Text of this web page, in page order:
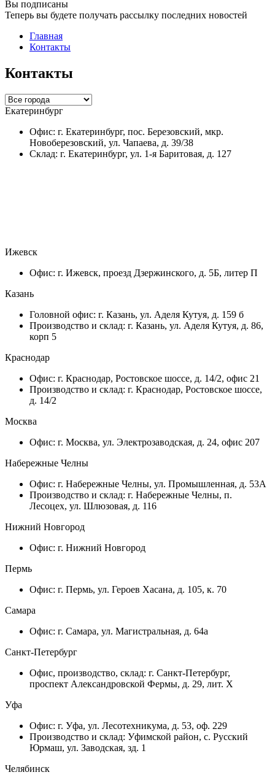
Вы подписаны
Теперь вы будете получать рассылку последних новостей
Главная
Контакты
Контакты
Екатеринбург
Офис: г. Екатеринбург, пос. Березовский, мкр.
Новоберезовский, ул. Чапаева, д. 39/38
Склад: г. Екатеринбург, ул. 1-я Баритовая, д. 127
Ижевск
Офис: г. Ижевск, проезд Дзержинского, д. 5Б, литер П
Казань
Головной офис: г. Казань, ул. Аделя Кутуя, д. 159 б
Производство и склад: г. Казань, ул. Аделя Кутуя, д. 86,
корп 5
Краснодар
Офис: г. Краснодар, Ростовское шоссе, д. 14/2, офис 21
Производство и склад: г. Краснодар, Ростовское шоссе,
д. 14/2
Москва
Офис: г. Москва, ул. Электрозаводская, д. 24, офис 207
Набережные Челны
Офис: г. Набережные Челны, ул. Промышленная, д. 53А
Производство и склад: г. Набережные Челны, п.
Лесоцех, ул. Шлюзовая, д. 116
Нижний Новгород
Офис: г. Нижний Новгород
Пермь
Офис: г. Пермь, ул. Героев Хасана, д. 105, к. 70
Самара
Офис: г. Самара, ул. Магистральная, д. 64а
Санкт-Петербург
Офис, производство, склад: г. Санкт-Петербург,
проспект Александровской Фермы, д. 29, лит. Х
Уфа
Офис: г. Уфа, ул. Лесотехникума, д. 53, оф. 229
Производство и склад: Уфимской район, с. Русский
Юрмаш, ул. Заводская, зд. 1
Челябинск